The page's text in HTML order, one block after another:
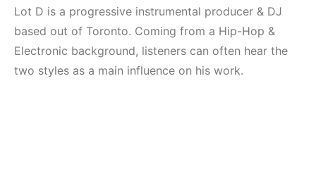
2022 –
Techno,
Elektronik Müzik
Mekanları ve
Etkinlikleri 2023
(Downtempo,
Lot D is a progressive instrumental producer & DJ
based out of Toronto. Coming from a Hip-Hop &
Electronic background, listeners can often hear the
two styles as a main influence on his work.